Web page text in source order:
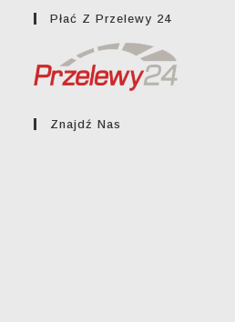
Płać Z Przelewy 24
Znajdź Nas